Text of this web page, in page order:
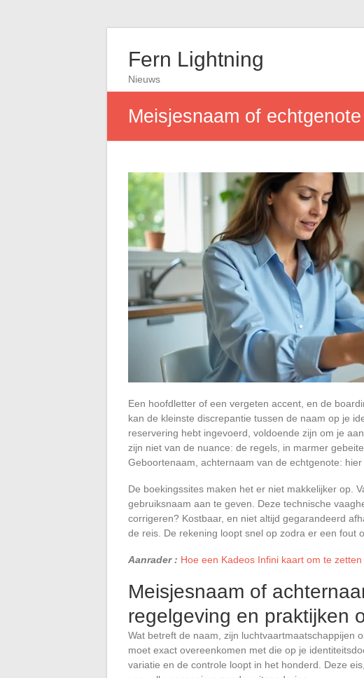
Fern Lightning
Nieuws
Meisjesnaam of
Een hoofdletter of een vergeten accent, en de
kan de kleinste discrepantie tussen de naam op je
reservering hebt ingevoerd, voldoende zijn om je
zijn niet van de nuance: de regels, in marmer
Geboortenaam, achternaam van de echtgenote:
De boekingssites maken het er niet makkelijker op.
gebruiksnaam aan te geven. Deze technische
corrigeren? Kostbaar, en niet altijd gegarandeerd
de reis. De rekening loopt snel op zodra er een fout
Aanrader : Hoe een Kadeos Infini kaart om te
Meisjesnaam of
regelgeving en praktijken
Wat betreft de naam, zijn luchtvaartmaatschappijen
moet exact overeenkomen met die op je
variatie en de controle loopt in het honderd. Deze